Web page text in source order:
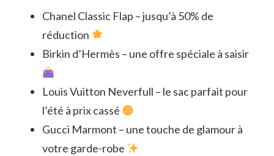
Chanel Classic Flap – jusqu’à 50% de
réduction
Birkin d’Hermès – une offre spéciale à saisir
Louis Vuitton Neverfull – le sac parfait pour
l’été à prix cassé
Gucci Marmont – une touche de glamour à
votre garde-robe